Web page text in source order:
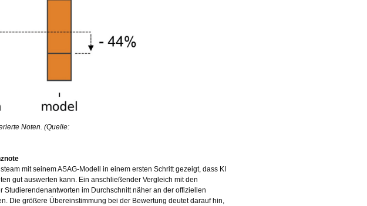
Noten. (Quelle:
mit seinem ASAG-Modell in einem ersten Schritt gezeigt, dass KI
gut auswerten kann. Ein anschließender Vergleich mit den
Studierendenantworten im Durchschnitt näher an der offiziellen
Die größere Übereinstimmung bei der Bewertung deutet darauf hin,